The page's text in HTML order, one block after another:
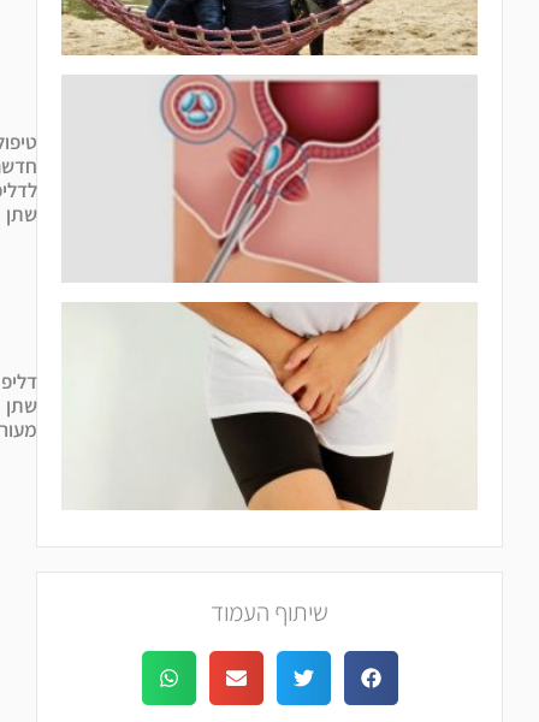
טיפולים
חדשניים
לדליפת
דליפת
מעורבת
שיתוף העמוד